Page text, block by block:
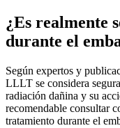
¿Es realmente
durante el
Según expertos y
LLLT se considera
radiación dañina y su
recomendable consultar
tratamiento durante el